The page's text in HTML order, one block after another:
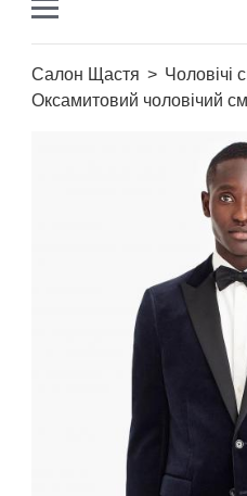
Салон Щастя
Чоловічі
Оксамитовий чоловічий